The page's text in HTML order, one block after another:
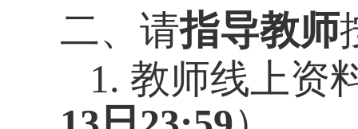
二、请指导教师
1. 教师线上资